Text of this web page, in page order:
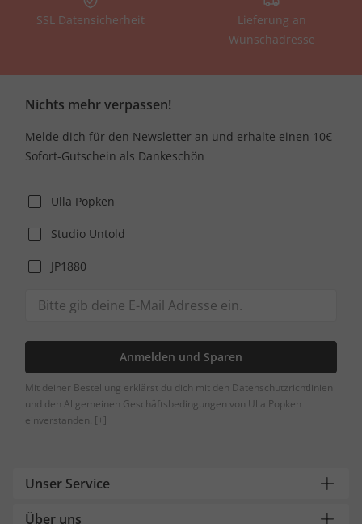
SSL Datensicherheit
Lieferung an
Wunschadresse
Nichts mehr verpassen!
Melde dich für den Newsletter an und erhalte einen 10€
Sofort-Gutschein als Dankeschön
Ulla Popken
Studio Untold
JP1880
Anmelden und Sparen
Mit deiner Bestellung erklärst du dich mit den Datenschutzrichtlinien
und den Allgemeinen Geschäftsbedingungen von Ulla Popken
einverstanden. [+]
Unser Service
Über uns